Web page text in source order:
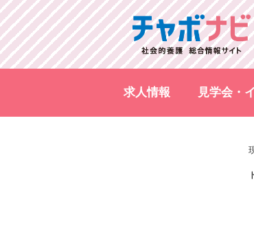
求人情報 見学会・